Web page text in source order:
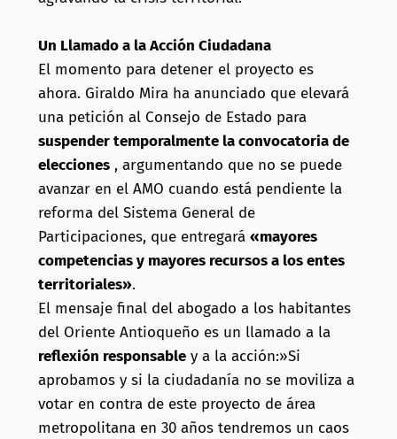
Un Llamado a la Acción Ciudadana
El momento para detener el proyecto es
ahora. Giraldo Mira ha anunciado que elevará
una petición al Consejo de Estado para
suspender temporalmente la convocatoria de
elecciones, argumentando que no se puede
avanzar en el AMO cuando está pendiente la
reforma del Sistema General de
Participaciones, que entregará «mayores
competencias y mayores recursos a los entes
territoriales».
El mensaje final del abogado a los habitantes
del Oriente Antioqueño es un llamado a la
reflexión responsabley a la acción:»Si
aprobamos y si la ciudadanía no se moviliza a
votar en contra de este proyecto de área
metropolitana en 30 años tendremos un caos